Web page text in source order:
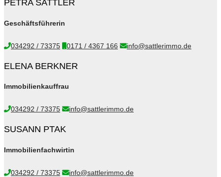
PETRA SATTLER
Geschäftsführerin
034292 / 73375 0171 / 4367 166 info@sattlerimmo.de
ELENA BERKNER
Immobilienkauffrau
034292 / 73375 info@sattlerimmo.de
SUSANN PTAK
Immobilienfachwirtin
034292 / 73375 info@sattlerimmo.de